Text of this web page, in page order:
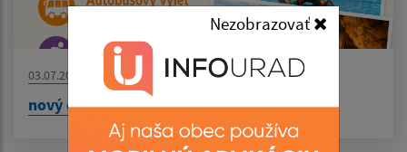
Nezobrazovať
03.07.2026
nový článok